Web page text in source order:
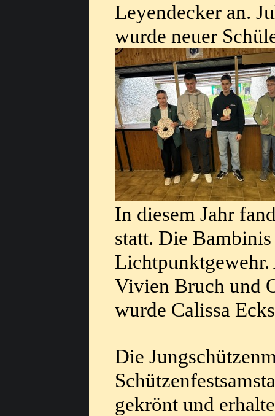
Leyendecker an.
wurde neuer
In diesem Jahr
statt. Die
Lichtpunktgewehr.
Vivien Bruch und
wurde Calissa
Die
gekrönt und